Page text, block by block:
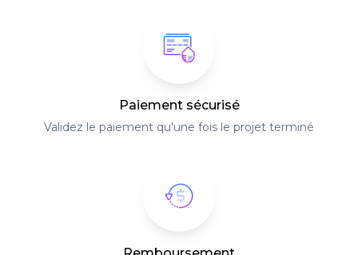
Paiement sécurisé
Validez le paiement qu'une fois le projet terminé